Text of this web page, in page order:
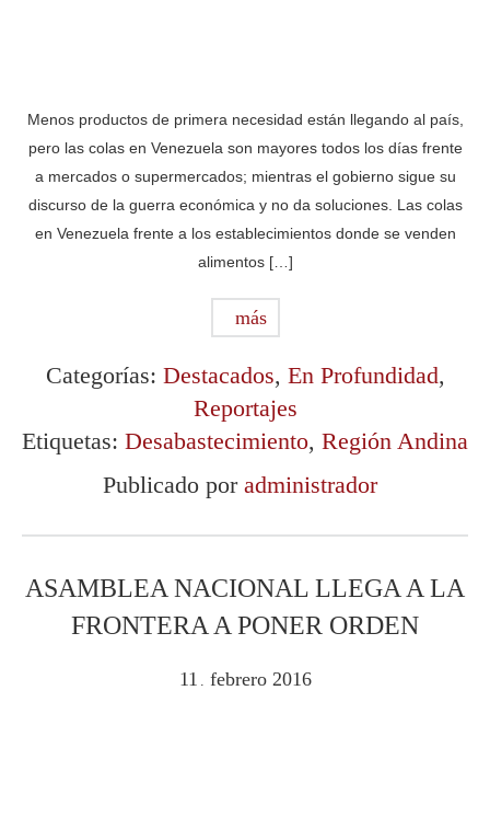
Menos productos de primera necesidad están llegando al país,
pero las colas en Venezuela son mayores todos los días frente
a mercados o supermercados; mientras el gobierno sigue su
discurso de la guerra económica y no da soluciones. Las colas
en Venezuela frente a los establecimientos donde se venden
alimentos […]
más
Categorías: Destacados, En Profundidad,
Reportajes
Etiquetas: Desabastecimiento, Región Andina
Publicado por administrador
ASAMBLEA NACIONAL LLEGA A LA
FRONTERA A PONER ORDEN
11 febrero 2016